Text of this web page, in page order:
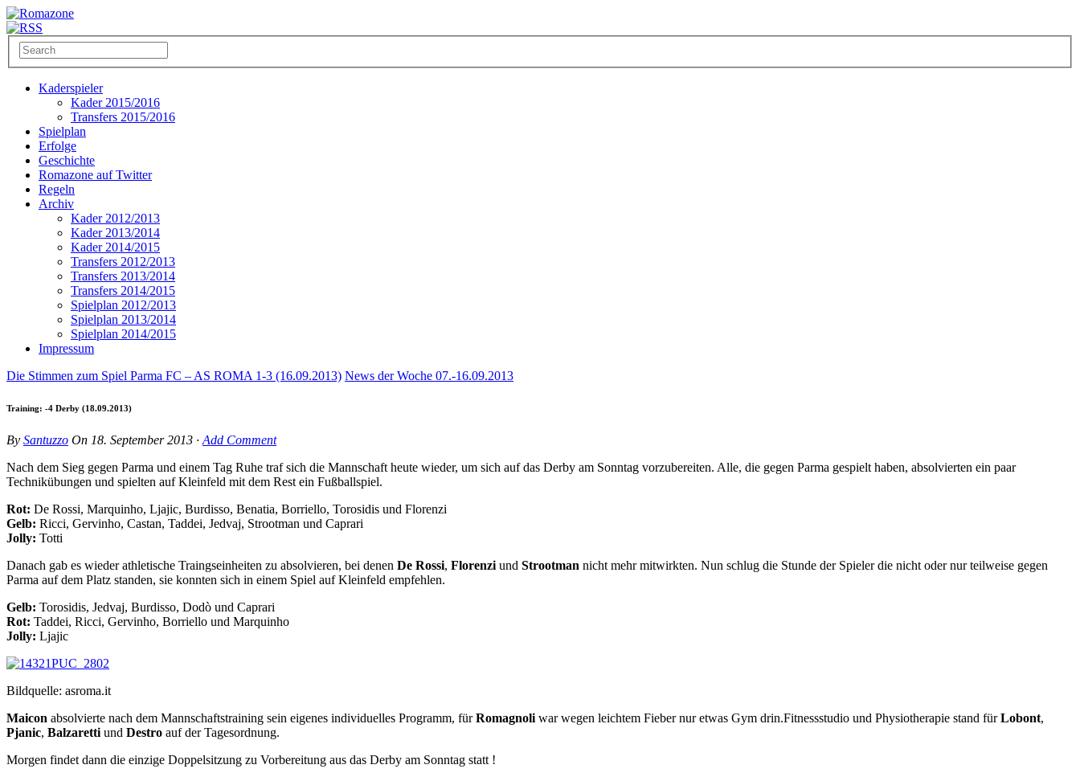
Kaderspieler
Kader 2015/2016
Transfers 2015/2016
Spielplan
Erfolge
Geschichte
Romazone auf Twitter
Regeln
Archiv
Kader 2012/2013
Kader 2013/2014
Kader 2014/2015
Transfers 2012/2013
Transfers 2013/2014
Transfers 2014/2015
Spielplan 2012/2013
Spielplan 2013/2014
Spielplan 2014/2015
Impressum
Die Stimmen zum Spiel Parma FC – AS ROMA 1-3 (16.09.2013) News der Woche 07.-16.09.2013
Training: -4 Derby (18.09.2013)
By Santuzzo On 18. September 2013 · Add Comment
Nach dem Sieg gegen Parma und einem Tag Ruhe traf sich die Mannschaft heute wieder, um sich auf das Derby am Sonntag vorzubereiten. Alle, die gegen Parma gespielt haben, absolvierten ein paar
Technikübungen und spielten auf Kleinfeld mit dem Rest ein Fußballspiel.
Rot: De Rossi, Marquinho, Ljajic, Burdisso, Benatia, Borriello, Torosidis und Florenzi
Gelb: Ricci, Gervinho, Castan, Taddei, Jedvaj, Strootman und Caprari
Jolly: Totti
Danach gab es wieder athletische Traingseinheiten zu absolvieren, bei denen De Rossi, Florenzi und Strootman nicht mehr mitwirkten. Nun schlug die Stunde der Spieler die nicht oder nur teilweise gegen
Parma auf dem Platz standen, sie konnten sich in einem Spiel auf Kleinfeld empfehlen.
Gelb: Torosidis, Jedvaj, Burdisso, Dodò und Caprari
Rot: Taddei, Ricci, Gervinho, Borriello und Marquinho
Jolly: Ljajic
Bildquelle: asroma.it
Maicon absolvierte nach dem Mannschaftstraining sein eigenes individuelles Programm, fürRomagnoli war wegen leichtem Fieber nur etwas Gym drin.Fitnessstudio und Physiotherapie stand fürLobont,
Pjanic, Balzaretti und Destro auf der Tagesordnung.
Morgen findet dann die einzige Doppelsitzung zu Vorbereitung aus das Derby am Sonntag statt !